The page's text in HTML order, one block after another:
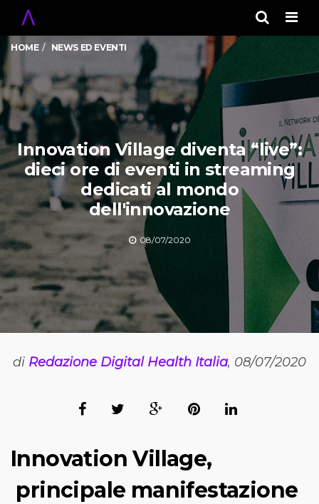
HOME NEWS ED EVENTI
Innovation Village diventa “live”:
dieci ore di eventi in streaming
dedicati al mondo
dell'innovazione
08/07/2020
di Redazione Digital Health Italia, 08/07/2020
Innovation Village,
principale manifestazione